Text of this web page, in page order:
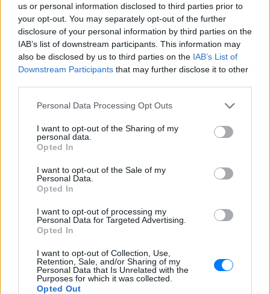
us or personal information disclosed to third parties prior to
your opt-out. You may separately opt-out of the further
disclosure of your personal information by third parties on the
IAB’s list of downstream participants. This information may
also be disclosed by us to third parties on the IAB’s List of
Downstream Participants that may further disclose it to other
Personal Data Processing Opt Outs
I want to opt-out of the Sharing of my
personal data.
Opted In
I want to opt-out of the Sale of my
Personal Data.
Opted In
I want to opt-out of processing my
Personal Data for Targeted Advertising.
Opted In
I want to opt-out of Collection, Use,
Retention, Sale, and/or Sharing of my
Personal Data that Is Unrelated with the
Purposes for which it was collected.
Opted Out
φυλάκιση έως δύο έτη ή χρηματική ποινή.
[ΠΗΓΗ]
ΔΙΑΦΗΜΙΣΗ